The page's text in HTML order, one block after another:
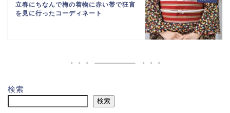
立春にちなんで梅の着物に赤い帯で狂言
を見に行ったコーディネート
検索
検索